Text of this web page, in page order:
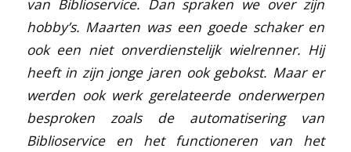
van Biblioservice. Dan spraken we over zijn
hobby’s. Maarten was een goede schaker en
ook een niet onverdienstelijk wielrenner. Hij
heeft in zijn jonge jaren ook gebokst. Maar er
werden ook werk gerelateerde onderwerpen
besproken zoals de automatisering van
Biblioservice en het functioneren van het